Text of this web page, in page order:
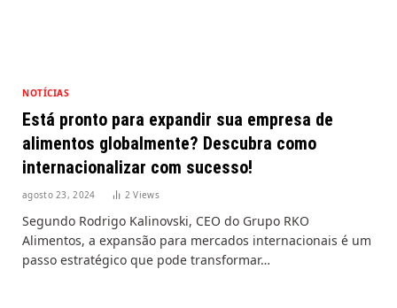
NOTÍCIAS
Está pronto para expandir sua empresa de
alimentos globalmente? Descubra como
internacionalizar com sucesso!
agosto 23, 2024 2Views
Segundo Rodrigo Kalinovski, CEO do Grupo RKO
Alimentos, a expansão para mercados internacionais é um
passo estratégico que pode transformar…